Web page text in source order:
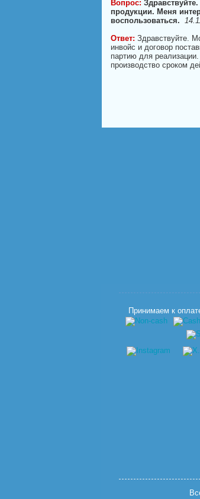
Вопрос:
продукции. Меня
воспользоваться.
Ответ: Здравствуйте.
инвойс и договор
партию для
производство сроком
Принимаем к